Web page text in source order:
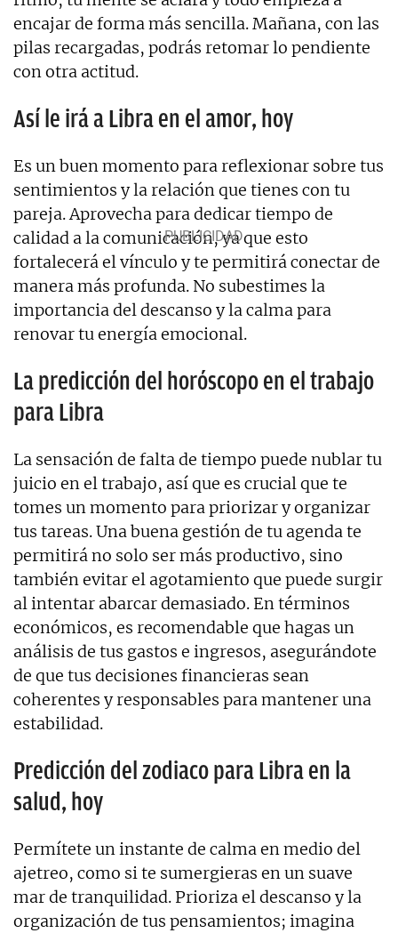
encajar de forma más sencilla. Mañana, con las
pilas recargadas, podrás retomar lo pendiente
con otra actitud.
Así le irá a Libra en el amor, hoy
Es un buen momento para reflexionar sobre tus
sentimientos y la relación que tienes con tu
pareja. Aprovecha para dedicar tiempo de
calidad a la comunicación, ya que esto
fortalecerá el vínculo y te permitirá conectar de
manera más profunda. No subestimes la
importancia del descanso y la calma para
renovar tu energía emocional.
La predicción del horóscopo en el trabajo
para Libra
La sensación de falta de tiempo puede nublar tu
juicio en el trabajo, así que es crucial que te
tomes un momento para priorizar y organizar
tus tareas. Una buena gestión de tu agenda te
permitirá no solo ser más productivo, sino
también evitar el agotamiento que puede surgir
al intentar abarcar demasiado. En términos
económicos, es recomendable que hagas un
análisis de tus gastos e ingresos, asegurándote
de que tus decisiones financieras sean
coherentes y responsables para mantener una
estabilidad.
Predicción del zodiaco para Libra en la
salud, hoy
Permítete un instante de calma en medio del
ajetreo, como si te sumergieras en un suave
mar de tranquilidad. Prioriza el descanso y la
organización de tus pensamientos; imagina